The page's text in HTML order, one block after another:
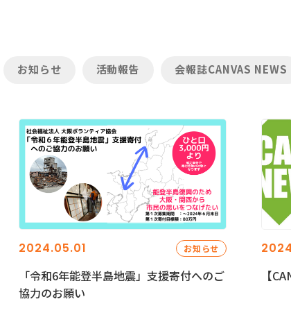
お知らせ 活動報告 会報誌CANVAS NEWS
2024.05.01 お知らせ
「令和6年能登半島地震」支援寄付へのご
協力のお願い
【